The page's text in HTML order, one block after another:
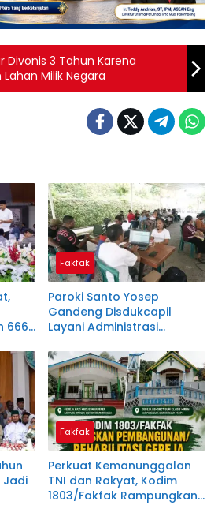
Divonis 3 Tahun Karena
Milik Negara
666
Fakfak
Paroki Santo Yosep
Gandeng Disdukcapil
Layani Administrasi
Instruksi Bupati Samaun
Dahlan
Jadi
Fakfak
Perkuat Kemanunggalan
TNI dan Rakyat, Kodim
1803/Fakfak Rampungkan